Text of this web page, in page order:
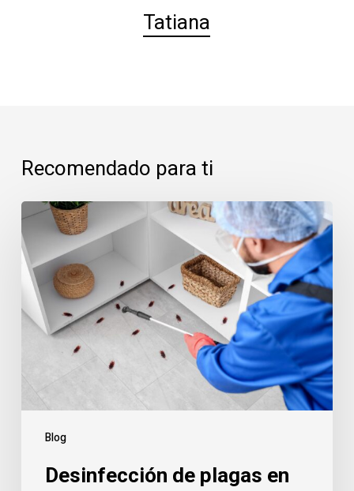
Tatiana
Recomendado para ti
Blog
Desinfección
de
plagas
en
Alcorcón:
servicio
urgente
en
viviendas,
Desinfección de plagas en